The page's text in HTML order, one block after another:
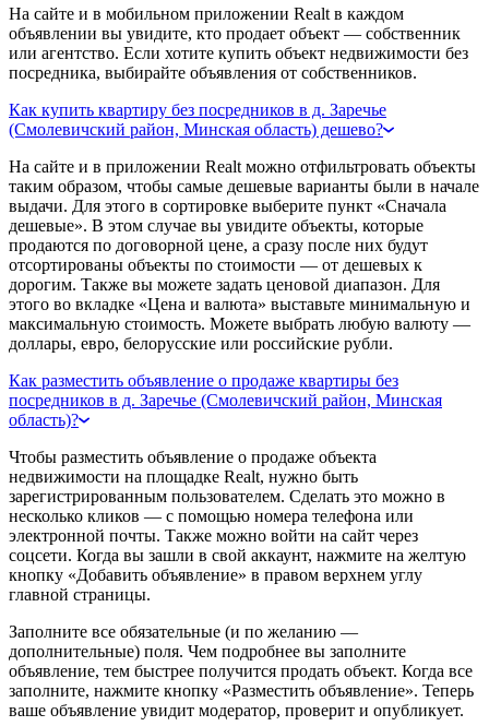
На сайте и в мобильном приложении Realt в каждом
объявлении вы увидите, кто продает объект — собственник
или агентство. Если хотите купить объект недвижимости без
посредника, выбирайте объявления от собственников.
Как купить квартиру без посредников в д. Заречье
(Смолевичский район, Минская область) дешево?
На сайте и в приложении Realt можно отфильтровать объекты
таким образом, чтобы самые дешевые варианты были в начале
выдачи. Для этого в сортировке выберите пункт «Сначала
дешевые». В этом случае вы увидите объекты, которые
продаются по договорной цене, а сразу после них будут
отсортированы объекты по стоимости — от дешевых к
дорогим. Также вы можете задать ценовой диапазон. Для
этого во вкладке «Цена и валюта» выставьте минимальную и
максимальную стоимость. Можете выбрать любую валюту —
доллары, евро, белорусские или российские рубли.
Как разместить объявление о продаже квартиры без
посредников в д. Заречье (Смолевичский район, Минская
область)?
Чтобы разместить объявление о продаже объекта
недвижимости на площадке Realt, нужно быть
зарегистрированным пользователем. Сделать это можно в
несколько кликов — с помощью номера телефона или
электронной почты. Также можно войти на сайт через
соцсети. Когда вы зашли в свой аккаунт, нажмите на желтую
кнопку «Добавить объявление» в правом верхнем углу
главной страницы.
Заполните все обязательные (и по желанию —
дополнительные) поля. Чем подробнее вы заполните
объявление, тем быстрее получится продать объект. Когда все
заполните, нажмите кнопку «Разместить объявление». Теперь
ваше объявление увидит модератор, проверит и опубликует.